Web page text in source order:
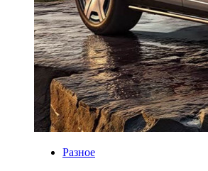
Разное